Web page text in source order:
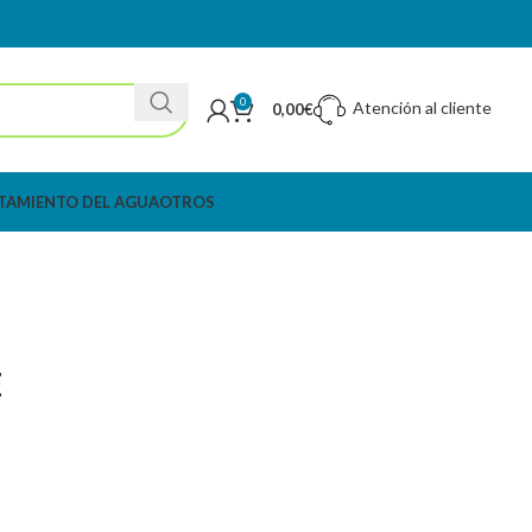
0 0,00€ Atención al cliente
DEL AGUAOTROS